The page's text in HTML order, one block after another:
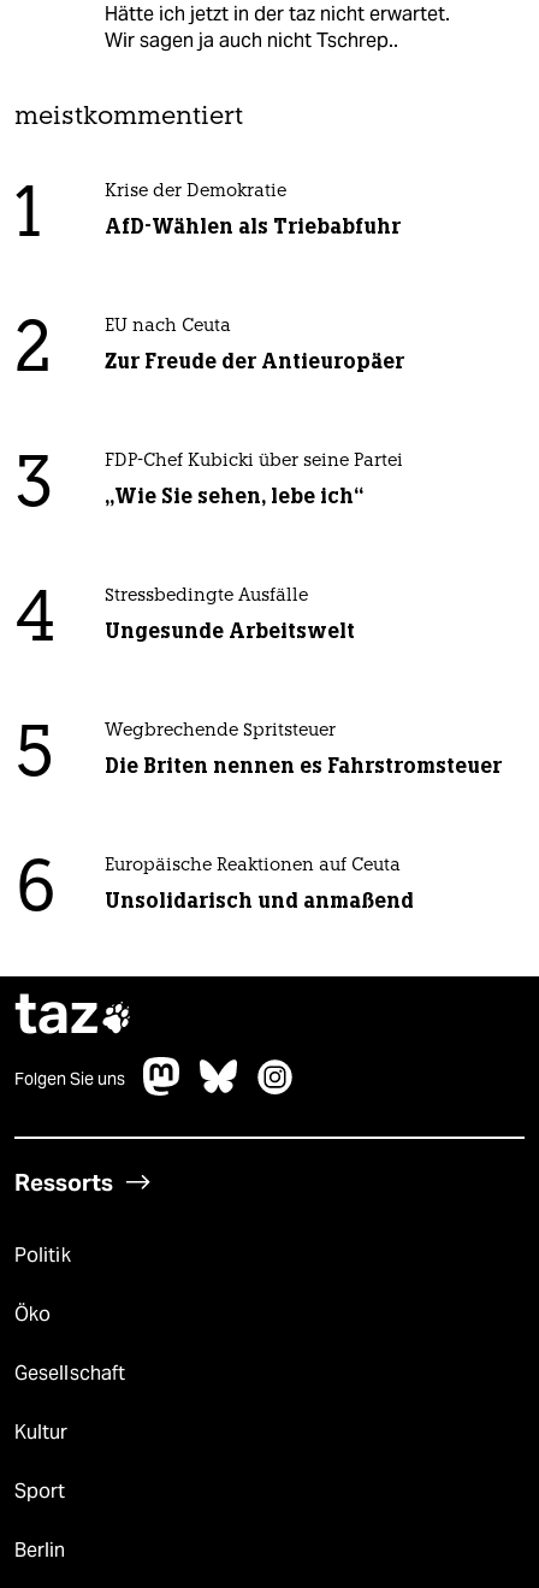
Hätte ich jetzt in der taz nicht erwartet.
Wir sagen ja auch nicht Tschrep..
meistkommentiert
1 Krise der Demokratie
AfD-Wählen als Triebabfuhr
2 EU nach Ceuta
Zur Freude der Antieuropäer
3 FDP-Chef Kubicki über seine Partei
„Wie Sie sehen, lebe ich“
4 Stressbedingte Ausfälle
Ungesunde Arbeitswelt
5 Wegbrechende Spritsteuer
Die Briten nennen es Fahrstromsteuer
6 Europäische Reaktionen auf Ceuta
Unsolidarisch und anmaßend
taz
Folgen Sie uns
Ressorts
Politik
Öko
Gesellschaft
Kultur
Sport
Berlin